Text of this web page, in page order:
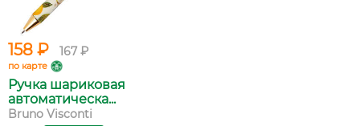
158 ₽ 167 ₽
по карте
Ручка шариковая
автоматическа...
Bruno Visconti